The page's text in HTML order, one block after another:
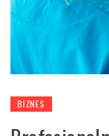
BIZNES